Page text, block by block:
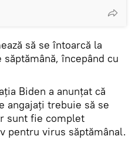
să se întoarcă la
începând cu
Biden a anunţat că
angajați trebuie să se
sunt fie complet
pentru virus săptămânal.